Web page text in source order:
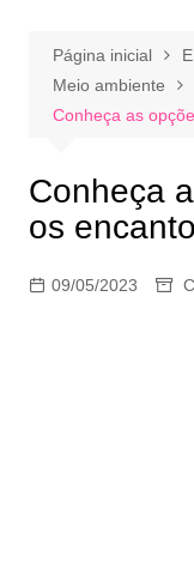
Página inicial
Meio ambiente
Conheça as
Conheça
os
09/05/2023